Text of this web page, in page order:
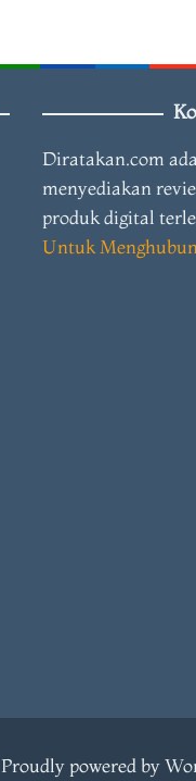
Diratakan.com
menyediakan
produk digital
Untuk
Proudly powered by